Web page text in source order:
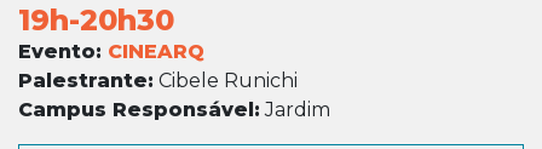
19h-20h30
Evento: CINEARQ
Palestrante: Cibele Runichi
Campus Responsável: Jardim